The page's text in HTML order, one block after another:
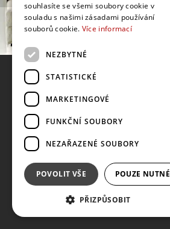
souhlasíte se všemi soubory cookie v
souladu s našimi zásadami používání
souborů cookie. Více informací
NEZBYTNÉ
STATISTICKÉ
MARKETINGOVÉ
FUNKČNÍ SOUBORY
NEZAŘAZENÉ SOUBORY
POVOLIT VŠE POUZE NUTNÉ
PŘIZPŮSOBIT